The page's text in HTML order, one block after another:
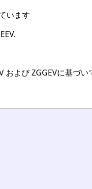
います
および ZGGEVに基づい